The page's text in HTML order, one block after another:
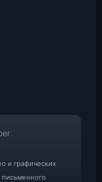
и графических
письменного